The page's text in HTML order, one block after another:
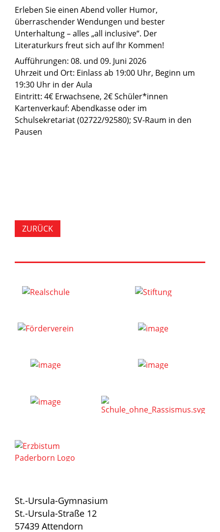
Erleben Sie einen Abend voller Humor,
überraschender Wendungen und bester
Unterhaltung – alles „all inclusive“. Der
Literaturkurs freut sich auf Ihr Kommen!
Aufführungen: 08. und 09. Juni 2026
Uhrzeit und Ort: Einlass ab 19:00 Uhr, Beginn um
19:30 Uhr in der Aula
Eintritt: 4€ Erwachsene, 2€ Schüler*innen
Kartenverkauf: Abendkasse oder im
Schulsekretariat (02722/92580); SV-Raum in den
Pausen
ZURÜCK
St.-Ursula-Gymnasium
St.-Ursula-Straße 12
57439 Attendorn